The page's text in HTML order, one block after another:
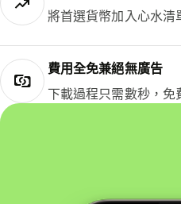
將首選貨幣加入心水清
費用全免兼絕無廣告
下載過程只需數秒，免